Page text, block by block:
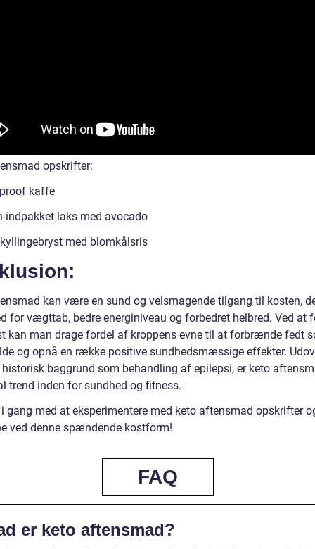
opskrifter:
kaffe
indpakket laks med avocado
med blomkålsris
kan være en sund og velsmagende tilgang til kosten,
for vægttab, bedre energiniveau og forbedret helbred. Ved at
kan man drage fordel af kroppens evne til at forbrænde fedt
og opnå en række positive sundhedsmæssige effekter.
historisk baggrund som behandling af epilepsi, er keto
trend inden for sundhed og fitness.
gang med at eksperimentere med keto aftensmad opskrifter
ved denne spændende kostform!
FAQ
er keto aftensmad?